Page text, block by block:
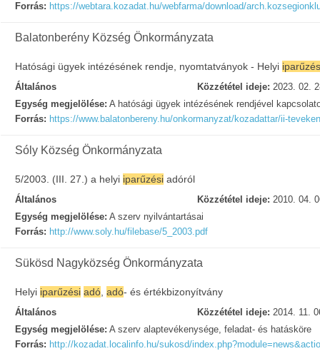
Forrás: https://webtara.kozadat.hu/webfarma/download/
Balatonberény Község Önkormányzata
Hatósági ügyek intézésének rendje, nyomtatványok - Helyi
Általános Közzététel ideje: 2023. 02.
Egység megjelölése: A hatósági ügyek intézésének rendjével
Forrás: https://www.balatonbereny.hu/onkormanyzat/kozadattar/ii-
Sóly Község Önkormányzata
5/2003. (III. 27.) a helyi iparűzési adóról
Általános Közzététel ideje: 2010. 04.
Egység megjelölése: A szerv nyilvántartásai
Forrás: http://www.soly.hu/filebase/5_2003.pdf
Sükösd Nagyközség Önkormányzata
Helyi iparűzési adó adó- és értékbizonyítvány
Általános Közzététel ideje: 2014. 11.
Egység megjelölése: A szerv alaptevékenysége, feladat- és hatásköre
Forrás: http://kozadat.localinfo.hu/sukosd/